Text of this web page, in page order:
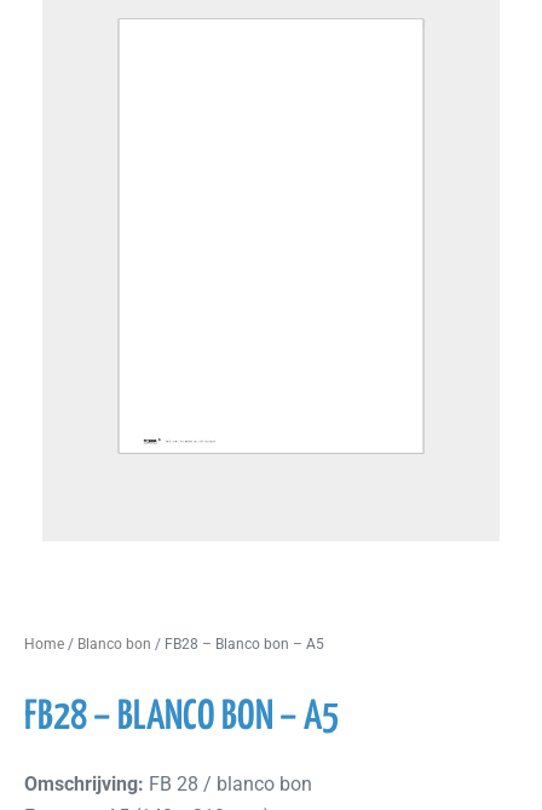
Home / Blanco bon / FB28 – Blanco bon – A5
FB28 – BLANCO BON – A5
Omschrijving: FB 28 / blanco bon